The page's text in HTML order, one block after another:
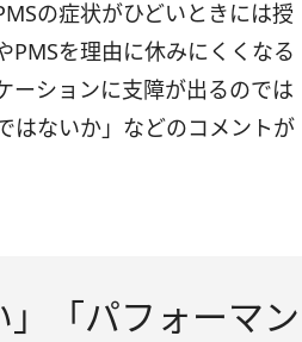
の症状がひどいときには授
PMSを理由に休みにくくなる
ーションに支障が出るのでは
はないか」などのコメントが
「パフォーマン